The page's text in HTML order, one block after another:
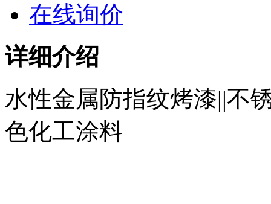
在线询价
详细介绍
水性金属防指纹烤漆||不
色化工涂料